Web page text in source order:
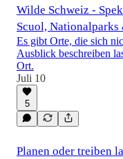
Wilde Schweiz -
Scuol, Nationalparks
Es gibt Orte, die sich
Ausblick beschreiben
Ort.
Juli 10
5
Planen oder treiben